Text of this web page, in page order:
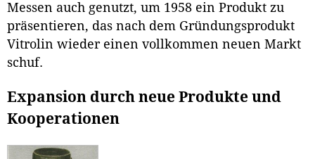
Messen auch genutzt, um 1958 ein Produkt zu
präsentieren, das nach dem Gründungsprodukt
Vitrolin wieder einen vollkommen neuen Markt
schuf.
Expansion durch neue Produkte und
Kooperationen